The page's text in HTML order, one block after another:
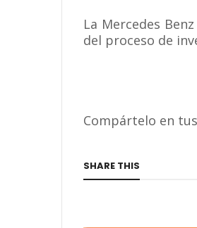
La Mercedes
del proceso de
Compártelo en
SHARE THIS